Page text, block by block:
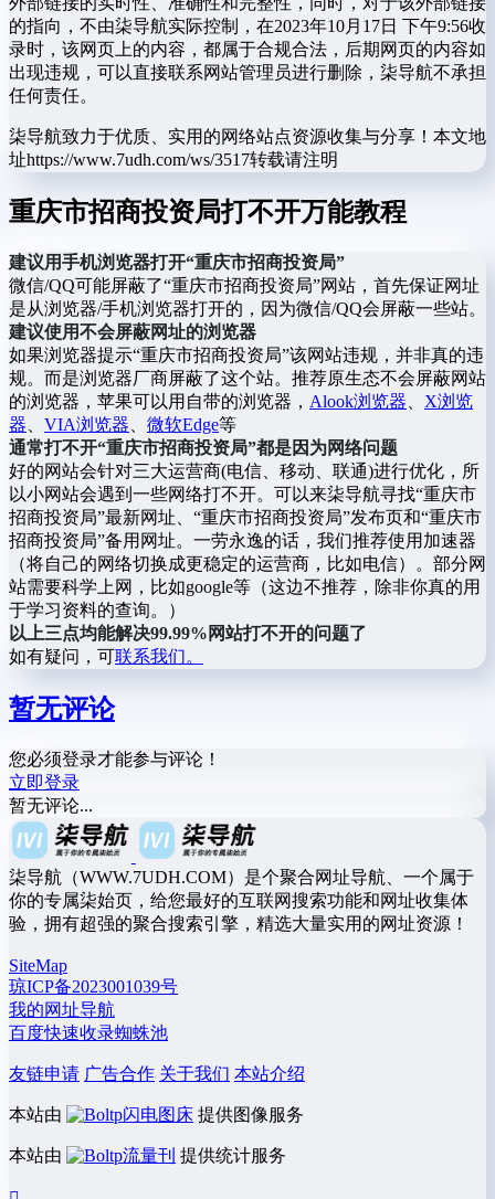
的指向，不由柒导航实际控制，在2023年10月17日 下午9:56收
录时，该网页上的内容，都属于合规合法，后期网页的内容如
出现违规，可以直接联系网站管理员进行删除，柒导航不承担
任何责任。
柒导航致力于优质、实用的网络站点资源收集与分享！ 本文地
址https://www.7udh.com/ws/3517转载请注明
重庆市招商投资局打不开万能教程
建议用手机浏览器打开“重庆市招商投资局”
微信/QQ可能屏蔽了“重庆市招商投资局”网站，首先保证网址
是从浏览器/手机浏览器打开的，因为微信/QQ会屏蔽一些站。
建议使用不会屏蔽网址的浏览器
如果浏览器提示“重庆市招商投资局”该网站违规，并非真的违
规。而是浏览器厂商屏蔽了这个站。推荐原生态不会屏蔽网站
的浏览器，苹果可以用自带的浏览器， Alook浏览器
X浏览
器
VIA浏览器 微软Edge等
通常打不开“重庆市招商投资局”都是因为网络问题
好的网站会针对三大运营商(电信、移动、联通)进行优化，所
以小网站会遇到一些网络打不开。可以来柒导航寻找“重庆市
招商投资局”最新网址、“重庆市招商投资局”发布页和“重庆市
招商投资局”备用网址。一劳永逸的话，我们推荐使用加速器
（将自己的网络切换成更稳定的运营商，比如电信）。部分网
站需要科学上网，比如google等（这边不推荐，除非你真的用
于学习资料的查询。）
以上三点均能解决99.99%网站打不开的问题了
如有疑问，可联系我们。
暂无评论
您必须登录才能参与评论！
立即登录
暂无评论...
柒导航（WWW.7UDH.COM）是个聚合网址导航、一个属于
你的专属柒始页，给您最好的互联网搜索功能和网址收集体
验，拥有超强的聚合搜索引擎，精选大量实用的网址资源！
SiteMap
琼ICP备2023001039号
我的网址导航
百度快速收录蜘蛛池
友链申请 广告合作 关于我们 本站介绍
本站由 闪电图床 提供图像服务
本站由 流量刊 提供统计服务